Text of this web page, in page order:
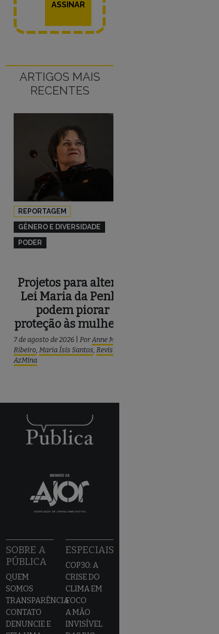
ASSINAR
ARTIGOS MAIS
RECENTES
REPORTAGEM
GÊNERO E DIVERSIDADE
PODER
Projetos para alterar
Lei Maria da Penha
podem piorar
proteção às mulheres
7 de agosto de 2026 PorAnne Meire
Ribeiro, Maria Ísis Santos, Revista
AzMina
SOBRE A
PÚBLICA
QUEM
SOMOS
TRANSPARÊNCIA
CONTATO
DENUNCIE E
ESPECIAIS
COP30: A
CRISE DO
CLIMA EM
FOCO
A MÃO
INVISÍVEL